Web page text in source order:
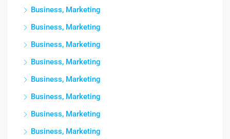
Business, Marketing
Business, Marketing
Business, Marketing
Business, Marketing
Business, Marketing
Business, Marketing
Business, Marketing
Business, Marketing